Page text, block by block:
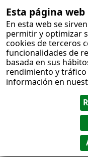
Esta página
En esta web se
permitir y optimizar
cookies de terceros
funcionalidades de
basada en sus
rendimiento y
información en